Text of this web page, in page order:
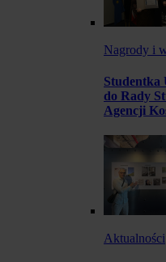
Nagrody i
Studentka
do Rady
Agencji
Aktualności